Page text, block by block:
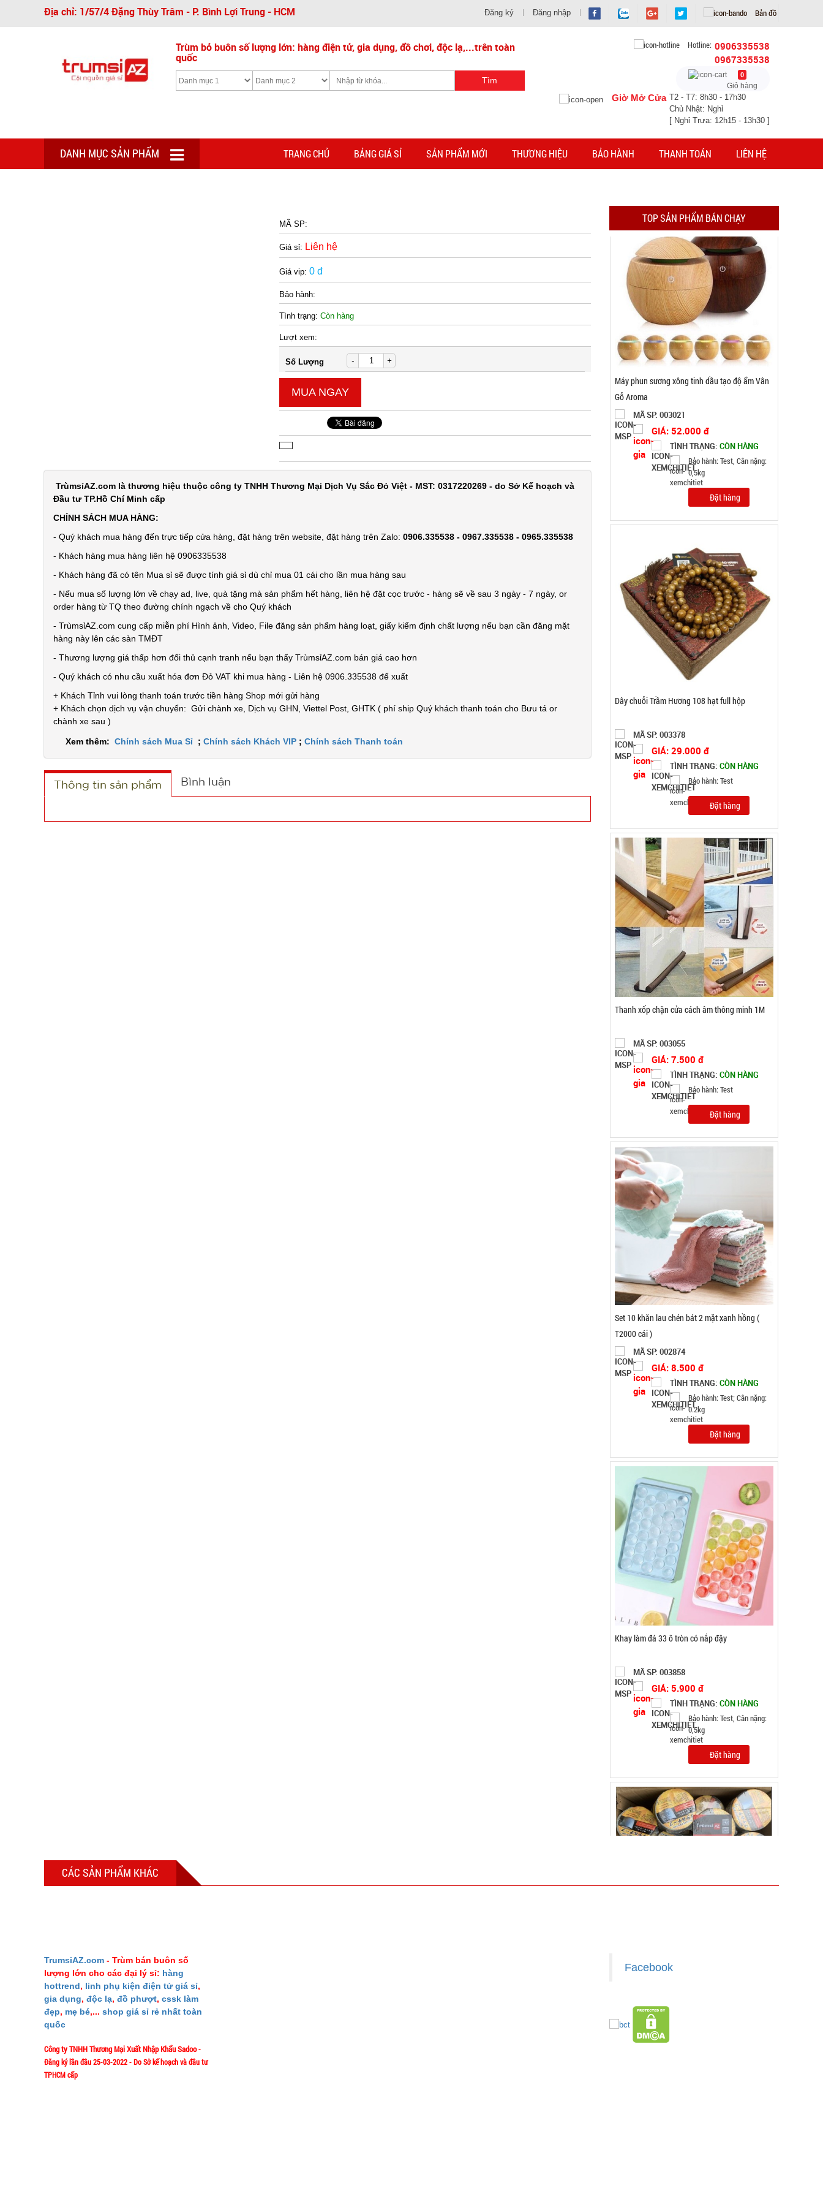
Địa chỉ: 1/57/4 Đặng Thùy Trâm - P. Bình Lợi Trung - HCM Bản đồ
Đăng ký Đăng nhập
Trùm bỏ buôn số lượng lớn: hàng điện tử, gia dụng, đồ chơi, độc lạ,...trên toàn
quốc
Hotline: 0906335538
0967335538
0
Giỏ hàng
Giờ Mở Cửa T2 - T7: 8h30 - 17h30
Chủ Nhật: Nghỉ
[ Nghỉ Trưa: 12h15 - 13h30 ]
DANH MỤC SẢN PHẨM TRANG CHỦ BẢNG GIÁ SỈ SẢN PHẨM MỚI THƯƠNG HIỆU BẢO HÀNH THANH TOÁN LIÊN HỆ
MÃ SP:
Giá sỉ: Liên hệ
Giá vip:0 đ
Bảo hành:
Tình trạng:Còn hàng
Lượt xem:
Số Lượng - +
MUA NGAY
TrùmsỉAZ.com là thương hiệu thuộc công ty TNHH Thương Mại Dịch Vụ Sắc Đỏ Việt - MST: 0317220269 - do Sở Kế hoạch và
Đầu tư TP.Hồ Chí Minh cấp
CHÍNH SÁCH MUA HÀNG:
- Quý khách mua hàng đến trực tiếp cửa hàng, đặt hàng trên website, đặt hàng trên Zalo: 0906.335538 - 0967.335538 - 0965.335538
- Khách hàng mua hàng liên hệ 0906335538
- Khách hàng đã có tên Mua sỉ sẽ được tính giá sỉ dù chỉ mua 01 cái cho lần mua hàng sau
- Nếu mua số lượng lớn về chạy ad, live, quà tặng mà sản phẩm hết hàng, liên hệ đặt cọc trước - hàng sẽ về sau 3 ngày - 7 ngày, or
order hàng từ TQ theo đường chính ngạch về cho Quý khách
- TrùmsỉAZ.com cung cấp miễn phí Hình ảnh, Video, File đăng sản phẩm hàng loạt, giấy kiểm định chất lượng nếu bạn cần đăng mặt
hàng này lên các sàn TMĐT
- Thương lượng giá thấp hơn đối thủ cạnh tranh nếu bạn thấy TrùmsỉAZ.com bán giá cao hơn
- Quý khách có nhu cầu xuất hóa đơn Đỏ VAT khi mua hàng - Liên hệ 0906.335538 để xuất
+ Khách Tỉnh vui lòng thanh toán trước tiền hàng Shop mới gửi hàng
+ Khách chọn dịch vụ vận chuyển: Gửi chành xe, Dịch vụ GHN, Viettel Post, GHTK ( phí ship Quý khách thanh toán cho Bưu tá or
chành xe sau )
Xem thêm: Chính sách Mua Sỉ ; Chính sách Khách VIP ; Chính sách Thanh toán
Thông tin sản phẩm Bình luận
TOP SẢN PHẨM BÁN CHẠY
Gỗ Aroma
MÃ SP: 003021
GIÁ: 52.000 đ
TÌNH TRẠNG:CÒN HÀNG
Bảo hành: Test, Cân nặng:
0,5kg
Đặt hàng
Dây chuỗi Trầm Hương 108 hạt full hộp
GIÁ: 29.000 đ
TÌNH TRẠNG:CÒN HÀNG
Bảo hành: Test
Đặt hàng
Thanh xốp chặn cửa cách âm thông minh 1M
MÃ SP: 003055
GIÁ: 7.500 đ
TÌNH TRẠNG:CÒN HÀNG
Bảo hành: Test
Đặt hàng
Set 10 khăn lau chén bát 2 mặt xanh hồng (
T2000 cái )
MÃ SP: 002874
GIÁ: 8.500 đ
TÌNH TRẠNG:
0.2kg
Đặt hàng
Khay làm đá 33 ô tròn có nắp đậy
MÃ SP: 003858
GIÁ: 5.900 đ
TÌNH TRẠNG:CÒN HÀNG
Bảo hành: Test, Cân nặng:
0,5kg
Đặt hàng
Băng keo chống thấm siêu dính X2000 - BẢN
5CM màu vàng Nhật Bản ( T36 )
MÃ SP: 004739
GIÁ: 20.000 đ
TÌNH TRẠNG:CÒN HÀNG
CÁC SẢN PHẨM KHÁC
TrumsiAZ.com - Trùm bán buôn số
lượng lớn cho các đại lý sỉ: hàng
hottrend, linh phụ kiện điện tử giá sỉ,
gia dụng, độc lạ, đồ phượt, cssk làm
đẹp, mẹ bé,... shop giá sỉ rẻ nhất toàn
quốc
Công ty TNHH Thương Mại Xuất Nhập Khẩu Sadoo-
Đăng ký lần đầu 25-03-2022 - Do Sở kế hoạch và đầu tư
TPHCM cấp
Facebook